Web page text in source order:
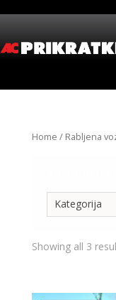
Home / Rabljena
Kategorija
Showing all 3